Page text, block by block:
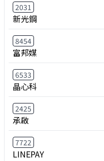
2031
新光鋼
8454
富邦媒
6533
晶心科
2425
承啟
7722
LINEPAY